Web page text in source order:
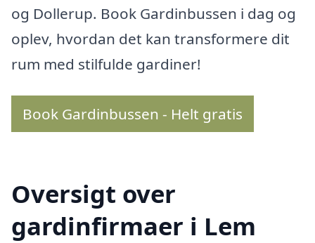
og Dollerup. Book Gardinbussen i dag og
oplev, hvordan det kan transformere dit
rum med stilfulde gardiner!
Book Gardinbussen - Helt gratis
Oversigt over
gardinfirmaer i Lem